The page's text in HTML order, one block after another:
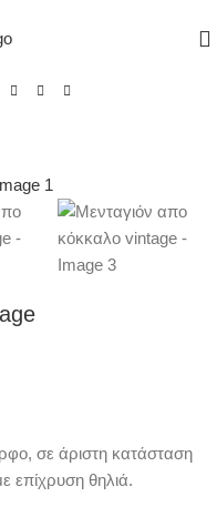
σε άριστη κατάσταση
επίχρυση θηλιά.